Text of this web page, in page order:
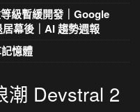
級暫緩開發｜Google
幕後｜AI 趨勢週報
憶體
潮 Devstral 2